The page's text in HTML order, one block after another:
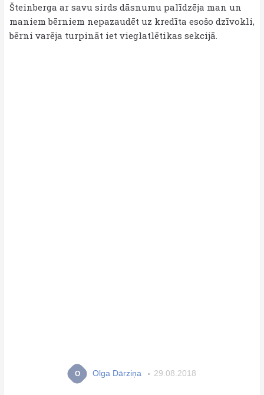
Šteinberga ar savu sirds dāsnumu palīdzēja man un
maniem bērniem nepazaudēt uz kredīta esošo dzīvokli,
bērni varēja turpināt iet vieglatlētikas sekcijā.
O Olga Dārziņa 29.08.2018